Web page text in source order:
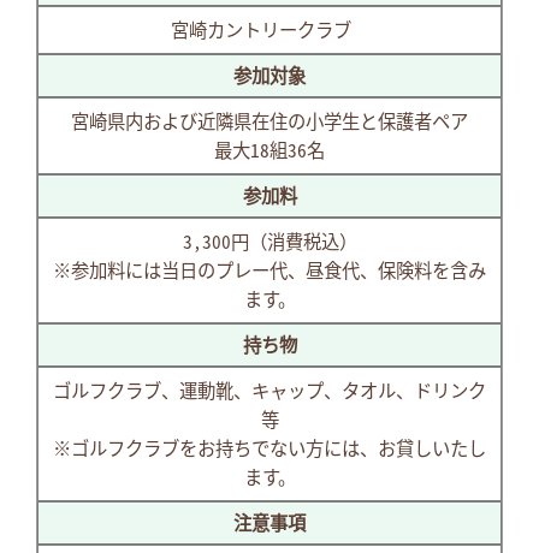
宮崎カントリークラブ
参加対象
宮崎県内および近隣県在住の小学生と保護者ペア
最大18組36名
参加料
3,300円（消費税込）
※参加料には当日のプレー代、昼食代、保険料を含み
ます。
持ち物
ゴルフクラブ、運動靴、キャップ、タオル、ドリンク
等
※ゴルフクラブをお持ちでない方には、お貸しいたし
ます。
注意事項